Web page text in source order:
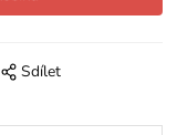
Sdílet